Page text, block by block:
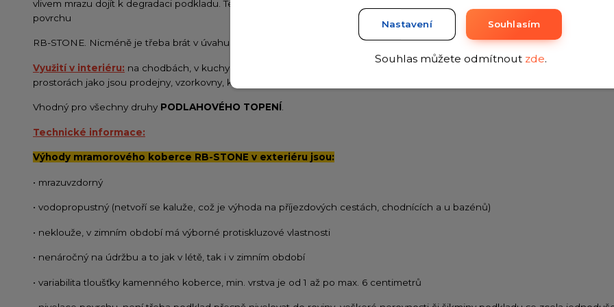
vlivem mrazu dojít k degradaci podkladu. Tento problém lze vyřešit použitím hydroizolace
povrchu
RB-STONE. Nicméně je třeba brát v úvahu rozsah a původní stav podkladu a dle toho zvolit vhodnou skladbu materiálu.
Využití v interiéru: na chodbách, v kuchyních, v koupelnách, zimních zahradách, wellness, garážích nebo také ve všech
prostorách jako jsou prodejny, vzorkovny, kanceláře, haly, restaurace, autosalony apod...
Vhodný pro všechny druhy PODLAHOVÉHO TOPENÍ
Technické informace:
Výhody mramorového koberce RB-STONE v exteriéru jsou:
• mrazuvzdorný
• vodopropustný (netvoří se kaluže, což je výhoda na příjezdových cestách, chodnících a u bazénů)
• neklouže, v zimním období má výborné protiskluzové vlastnosti
• nenáročný na údržbu a to jak v létě, tak i v zimním období
• variabilita tloušťky kamenného koberce, min. vrstva je od 1 až po max. 6 centimetrů
Nastavení Souhlasím
Souhlas můžete odmítnout zde.